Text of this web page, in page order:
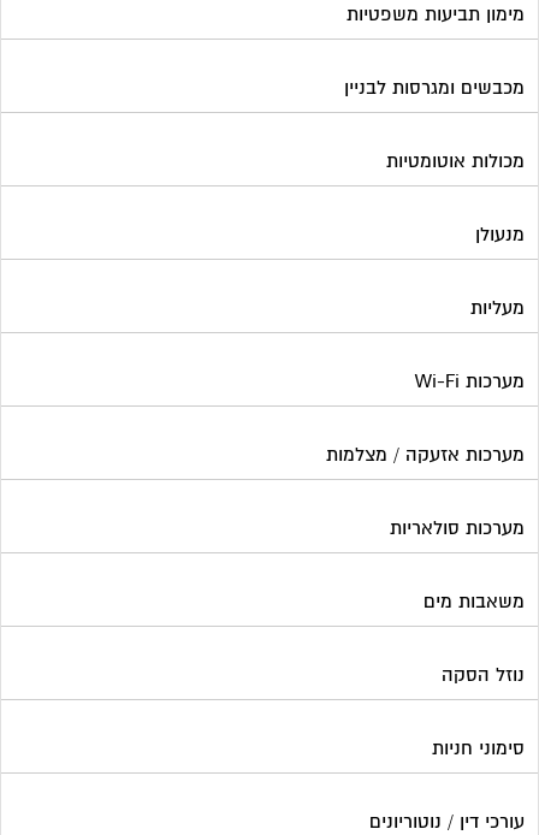
מימון תביעות משפטיות
מכבשים ומגרסות לבניין
מכולות אוטומטיות
מנעולן
מעליות
מערכות Wi-Fi
מערכות אזעקה / מצלמות
מערכות סולאריות
משאבות מים
נוזל הסקה
סימוני חניות
עורכי דין / נוטוריונים